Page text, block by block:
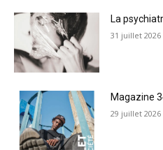
La
31 juillet 2026
Magazine
29 juillet 2026